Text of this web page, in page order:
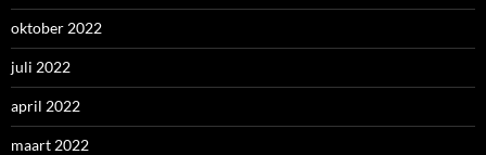
oktober 2022
juli 2022
april 2022
maart 2022